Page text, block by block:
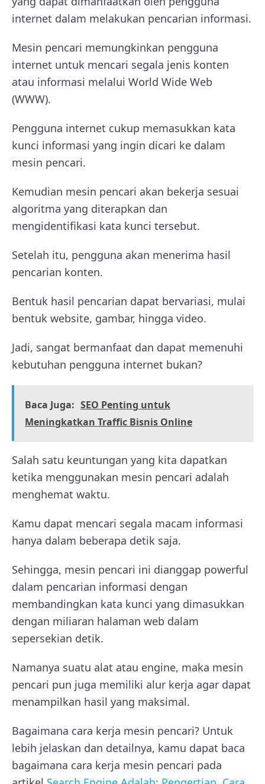
internet dalam melakukan pencarian informasi.
Mesin pencari memungkinkan pengguna
internet untuk mencari segala jenis konten
atau informasi melalui World Wide Web
(WWW).
Pengguna internet cukup memasukkan kata
kunci informasi yang ingin dicari ke dalam
mesin pencari.
Kemudian mesin pencari akan bekerja sesuai
algoritma yang diterapkan dan
mengidentifikasi kata kunci tersebut.
Setelah itu, pengguna akan menerima hasil
pencarian konten.
Bentuk hasil pencarian dapat bervariasi, mulai
bentuk website, gambar, hingga video.
Jadi, sangat bermanfaat dan dapat memenuhi
kebutuhan pengguna internet bukan?
Baca Juga: SEO Penting untuk
Meningkatkan Traffic Bisnis Online
Salah satu keuntungan yang kita dapatkan
ketika menggunakan mesin pencari adalah
menghemat waktu.
Kamu dapat mencari segala macam informasi
hanya dalam beberapa detik saja.
Sehingga, mesin pencari ini dianggap powerful
dalam pencarian informasi dengan
membandingkan kata kunci yang dimasukkan
dengan miliaran halaman web dalam
sepersekian detik.
Namanya suatu alat atau engine, maka mesin
pencari pun juga memiliki alur kerja agar dapat
menampilkan hasil yang maksimal.
Bagaimana cara kerja mesin pencari? Untuk
lebih jelaskan dan detailnya, kamu dapat baca
bagaimana cara kerja mesin pencari pada